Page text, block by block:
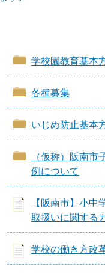
学校園教育基本
各種募集
いじめ防止基本
（仮称）阪南
例について
【阪南市】小
取扱いに関する
学校の働き方改